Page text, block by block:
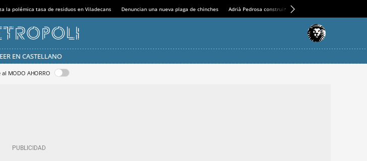
la polémica tasa de residuos en Viladecans Denuncian una nueva plaga de chinches Adrià Pedrosa construirá la nueva residencia en el
EN CASTELLANO
al MODO AHORRO